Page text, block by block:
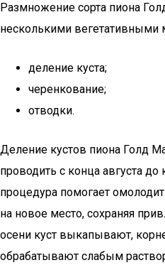
Размножение сорта пиона
несколькими вегетативными
деление куста;
черенкование;
отводки.
Деление кустов пиона Голд
проводить с конца августа до
процедура помогает
на новое место, сохраняя
осени куст выкапывают,
обрабатывают слабым